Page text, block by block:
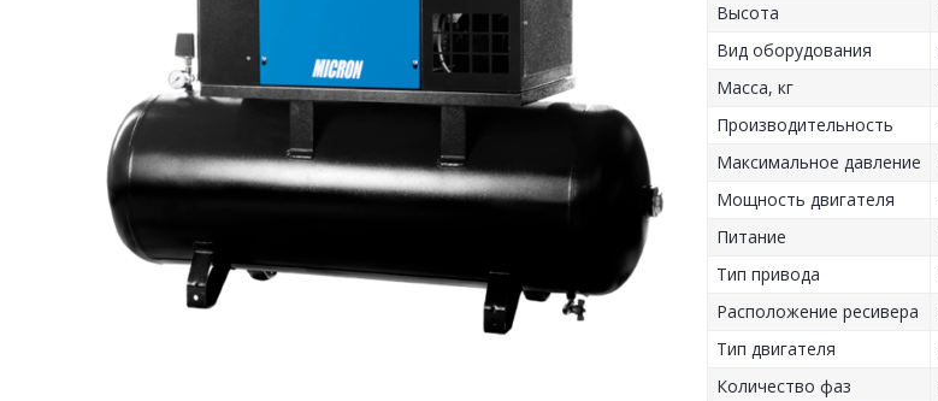
Высота
Вид оборудования
Масса, кг
Производительность
Максимальное давление
Мощность двигателя
Питание
Тип привода
Расположение ресивера
Тип двигателя
Количество фаз